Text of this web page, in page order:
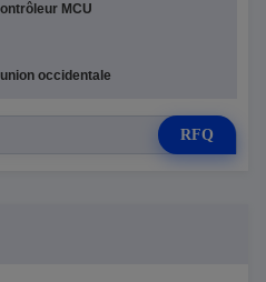
MCU
union occidentale
RFQ